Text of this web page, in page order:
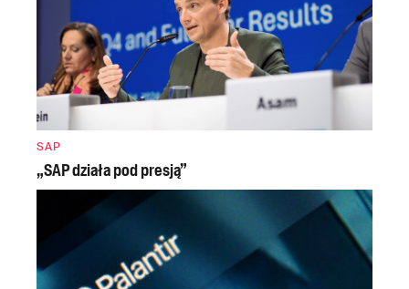
SAP
„SAP działa pod presją”